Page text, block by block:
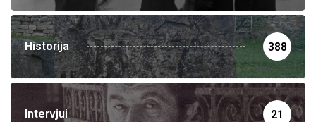
Historija 388
Intervjui 21